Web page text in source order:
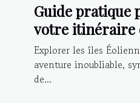
Guide pratique
votre itinéraire
les îles
Explorer les îles
aventure inoubliable,
de...